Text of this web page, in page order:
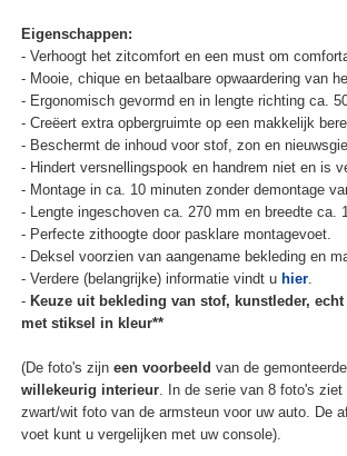
Eigenschappen:
- Verhoogt het zitcomfort en een must om
- Mooie, chique en betaalbare opwaardering van
- Ergonomisch gevormd en in lengte richting ca.
- Creëert extra opbergruimte op een makkelijk
- Beschermt de inhoud voor stof, zon en
- Hindert versnellingspook en handrem niet en is
- Montage in ca. 10 minuten zonder demontage
- Lengte ingeschoven ca. 270 mm en breedte ca.
- Perfecte zithoogte door pasklare montagevoet.
- Deksel voorzien van aangename bekleding en
- Verdere (belangrijke) informatie vindt u hier.
- Keuze uit bekleding van stof, kunstleder,
met stiksel in kleur**
(De foto's zijn een voorbeeld van de
willekeurig interieur. In de serie van 8 foto's ziet
zwart/wit foto van de armsteun voor uw auto. De
voet kunt u vergelijken met uw console).